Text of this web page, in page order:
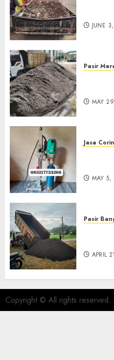
JUNE
Pasir
MAY
Jasa
MAY 5,
Pasir
APRIL
Copyright © All rights reserved.